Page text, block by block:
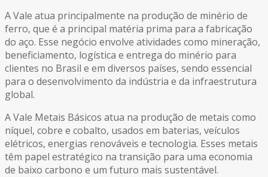
A Vale atua principalmente na produção de minério de
ferro, que é a principal matéria prima para a fabricação
do aço. Esse negócio envolve atividades como mineração,
beneficiamento, logística e entrega do minério para
clientes no Brasil e em diversos países, sendo essencial
para o desenvolvimento da indústria e da infraestrutura
global.
A Vale Metais Básicos atua na produção de metais como
níquel, cobre e cobalto, usados em baterias, veículos
elétricos, energias renováveis e tecnologia. Esses metais
têm papel estratégico na transição para uma economia
de baixo carbono e um futuro mais sustentável.